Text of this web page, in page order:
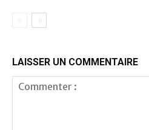
LAISSER UN COMMENTAIRE